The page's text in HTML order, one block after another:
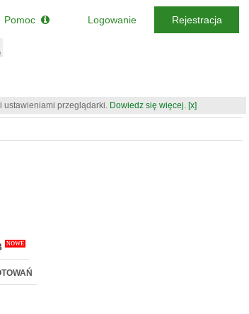
ustawieniami przeglądarki. Dowiedz się więcej. [x]
NOWE
Pomoc Logowanie Rejestracja